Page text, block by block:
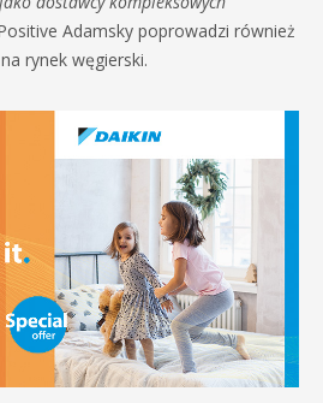
Adamsky poprowadzi również
rynek węgierski.